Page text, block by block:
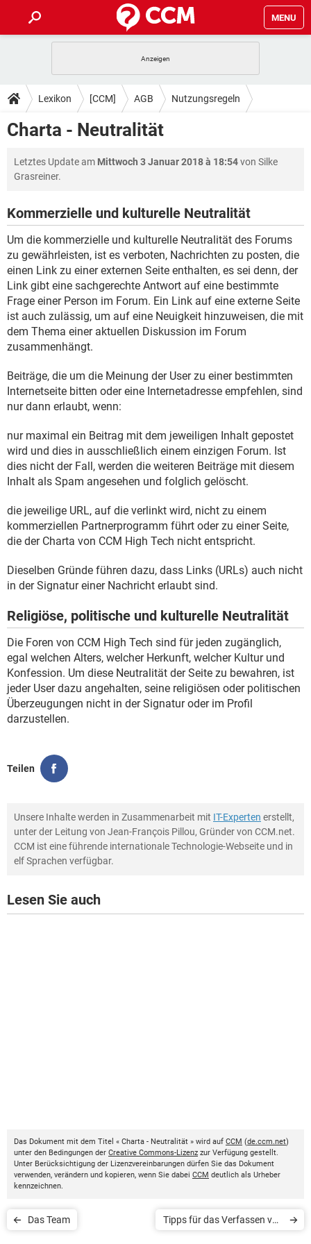
MENU
ANDROID IOS
WINDOWS 10
FACEBOOK
TIPPS & TRICKS
SPIELE
ANDROID
WINDOWS 10 INSTAGRAM
FACEBOOK HARDWARE
DOWNLOADS
ANDROID
WHATSAPP TIKTOK
FACEBOOK HARDWARE
FORUM
ANDROID IOS
WHATSAPP TIKTOK
FACEBOOK HARDWARE
SPIELE STREAMING
ANDROID IOS
WINDOWS 10 INSTAGRAM
WHATSAPP TIKTOK
FACEBOOK HARDWARE
Lexikon [CCM] AGB Nutzungsregeln
Charta - Neutralität
Letztes Update am Mittwoch 3 Januar 2018 à 18:54von Silke
Grasreiner.
Kommerzielle und kulturelle Neutralität
Um die kommerzielle und kulturelle Neutralität des Forums
zu gewährleisten, ist es verboten, Nachrichten zu posten, die
einen Link zu einer externen Seite enthalten, es sei denn, der
Link gibt eine sachgerechte Antwort auf eine bestimmte
Frage einer Person im Forum. Ein Link auf eine externe Seite
ist auch zulässig, um auf eine Neuigkeit hinzuweisen, die mit
dem Thema einer aktuellen Diskussion im Forum
zusammenhängt.
Beiträge, die um die Meinung der User zu einer bestimmten
Internetseite bitten oder eine Internetadresse empfehlen, sind
nur dann erlaubt, wenn:
nur maximal ein Beitrag mit dem jeweiligen Inhalt gepostet
wird und dies in ausschließlich einem einzigen Forum. Ist
dies nicht der Fall, werden die weiteren Beiträge mit diesem
Inhalt als Spam angesehen und folglich gelöscht.
die jeweilige URL, auf die verlinkt wird, nicht zu einem
kommerziellen Partnerprogramm führt oder zu einer Seite,
die der Charta von CCM High Tech nicht entspricht.
Dieselben Gründe führen dazu, dass Links (URLs) auch nicht
in der Signatur einer Nachricht erlaubt sind.
Religiöse, politische und kulturelle Neutralität
Die Foren von CCM High Tech sind für jeden zugänglich,
egal welchen Alters, welcher Herkunft, welcher Kultur und
Konfession. Um diese Neutralität der Seite zu bewahren, ist
jeder User dazu angehalten, seine religiösen oder politischen
Überzeugungen nicht in der Signatur oder im Profil
darzustellen.
Teilen
Unsere Inhalte werden in Zusammenarbeit mit IT-Experten erstellt,
unter der Leitung von Jean-François Pillou, Gründer von CCM.net.
CCM ist eine führende internationale Technologie-Webseite und in
elf Sprachen verfügbar.
Lesen Sie auch
Das Dokument mit dem Titel « Charta - Neutralität » wird auf CCM (de.ccm.net)
unter den Bedingungen der Creative Commons-Lizenz zur Verfügung gestellt.
Unter Berücksichtigung der Lizenzvereinbarungen dürfen Sie das Dokument
verwenden, verändern und kopieren, wenn Sie dabei CCM deutlich als Urheber
kennzeichnen.
Das Team
Tipps für das Verfassen von